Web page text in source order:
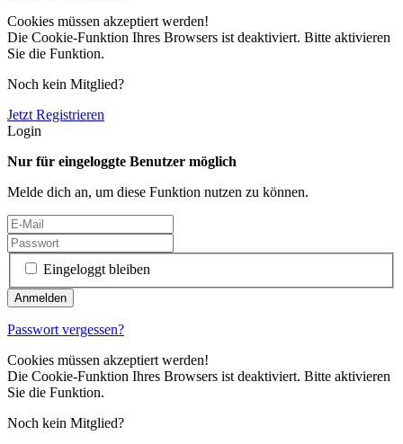
Cookies müssen akzeptiert werden!
Die Cookie-Funktion Ihres Browsers ist deaktiviert. Bitte aktivieren
Sie die Funktion.
Noch kein Mitglied?
Jetzt Registrieren
Login
Nur für eingeloggte Benutzer möglich
Melde dich an, um diese Funktion nutzen zu können.
Eingeloggt bleiben
Passwort vergessen?
Cookies müssen akzeptiert werden!
Die Cookie-Funktion Ihres Browsers ist deaktiviert. Bitte aktivieren
Sie die Funktion.
Noch kein Mitglied?